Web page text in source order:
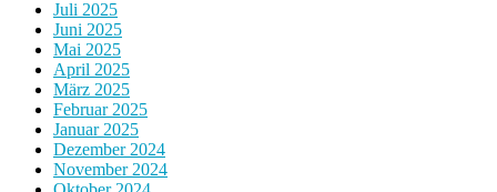
Juli 2025
Juni 2025
Mai 2025
April 2025
März 2025
Februar 2025
Januar 2025
Dezember 2024
November 2024